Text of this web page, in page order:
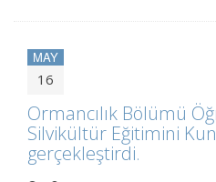
MAY
16
Ormancılık Bölümü
Silvikültür Eğitimini
gerçekleştirdi.